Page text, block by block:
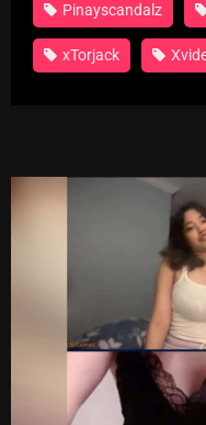
Pinayscandalz
xTorjack